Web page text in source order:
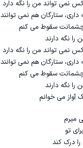
نمی تواند من را نگه دارد
ستارگان هم نمی توانند
چشمانت سقوط می کنم
نگه دارند
نمی تواند من را نگه دارد
ستارگان هم نمی توانند
چشمانت سقوط می کنم
نگه دارند
می خوانم
میرم
تو
درک کند